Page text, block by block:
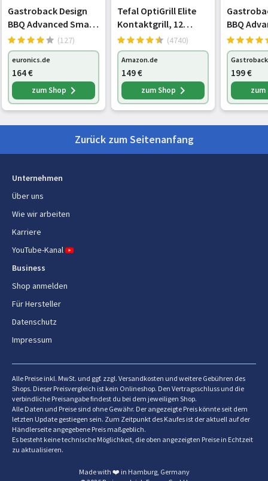
Gastroback Design
BBQ Advanced Smart
Kontaktgrill
edelstahl/schwarz
(127)
euronics.de
164€
zum Shop
Tefal OptiGrill Elite
Kontaktgrill, 12
automatische
elektrische
Grillprogramme,
Digitales Display mit
Garstufenanzeige,
abnehmbare Platten,
(4740)
Amazon.de
149€
zum Shop
BBQ
Control
199€
Zurück zum Seitenanfang
Unternehmen
Über uns
Wie wir arbeiten
Karriere
YouTube-Kanal
Business
Shop anmelden
Für Hersteller
Datenschutz
Impressum
Alle Preise inkl. MwSt. und ggf. zzgl. Versandkosten und weitere Gebühren des
Shops. Dieser Preisvergleich ist kein Onlineshop. Den Vertragsschluss und die
verbindliche Preisangabe findest du bei dem jeweiligen Shop.
Alle Daten und Preise sind ohne Gewähr. Der angezeigte Preis könnte seit dem
letzten Update gestiegen sein. Zum Zeitpunkt des Kaufes ist der aktuell auf der
Händlerseite angegebene Preis maßgeblich.
Es besteht keine technische Möglichkeit, die oben angezeigten Preise in Echtzeit
zu aktualisieren.
Made with ❤️ in Hamburg, Germany